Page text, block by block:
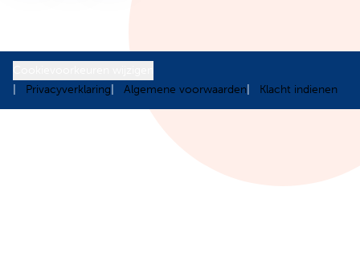
Privacyverklaring
Algemene voorwaarden Klacht indienen